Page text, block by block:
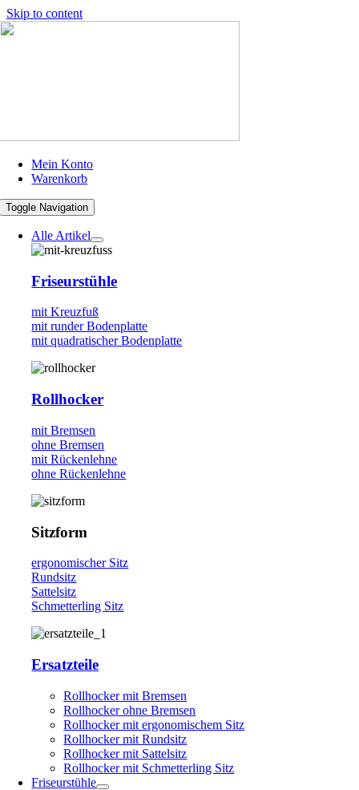
Skip to content
Mein Konto
Warenkorb
Toggle Navigation
Alle Artikel
Friseurstühle
mit Kreuzfuß
mit runder Bodenplatte
mit quadratischer Bodenplatte
Rollhocker
mit Bremsen
ohne Bremsen
mit Rückenlehne
ohne Rückenlehne
Sitzform
ergonomischer Sitz
Rundsitz
Sattelsitz
Schmetterling Sitz
Ersatzteile
Rollhocker mit Bremsen
Rollhocker ohne Bremsen
Rollhocker mit ergonomischem Sitz
Rollhocker mit Rundsitz
Rollhocker mit Sattelsitz
Rollhocker mit Schmetterling Sitz
Friseurstühle